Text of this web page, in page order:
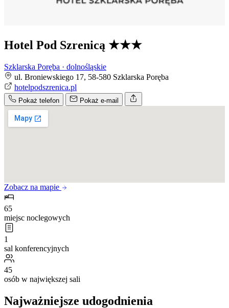
Hotel Pod Szrenicą ★★★
Szklarska Poręba · dolnośląskie
ul. Broniewskiego 17, 58-580 Szklarska Poręba
hotelpodszrenica.pl
Pokaż telefon Pokaż e-mail
Zobacz na mapie
65
miejsc noclegowych
1
sal konferencyjnych
45
osób w największej sali
Najważniejsze udogodnienia